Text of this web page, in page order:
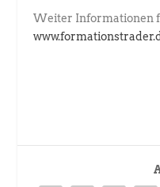
Weiter Informationen